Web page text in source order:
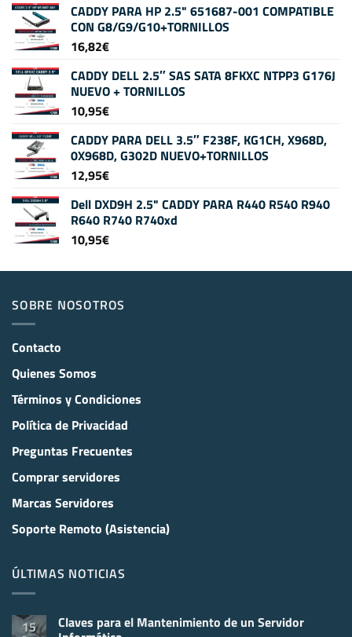
CADDY PARA HP 2.5" 651687-001 COMPATIBLE
CON G8/G9/G10+TORNILLOS
16,82€
CADDY DELL 2.5″ SAS SATA 8FKXC NTPP3 G176J
NUEVO + TORNILLOS
10,95€
CADDY PARA DELL 3.5″ F238F, KG1CH, X968D,
0X968D, G302D NUEVO+TORNILLOS
12,95€
Dell DXD9H 2.5" CADDY PARA R440 R540 R940
R640 R740 R740xd
10,95€
SOBRE NOSOTROS
Contacto
Quienes Somos
Términos y Condiciones
Política de Privacidad
Preguntas Frecuentes
Comprar servidores
Marcas Servidores
Soporte Remoto (Asistencia)
ÚLTIMAS NOTICIAS
15 Claves para el Mantenimiento de un Servidor